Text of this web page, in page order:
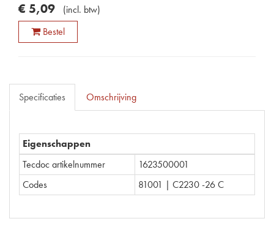
€ 5,09 (incl. btw)
Bestel
Specificaties Omschrijving
Eigenschappen
Tecdoc artikelnummer
1623500001
Codes
81001 | C2230 -26 C